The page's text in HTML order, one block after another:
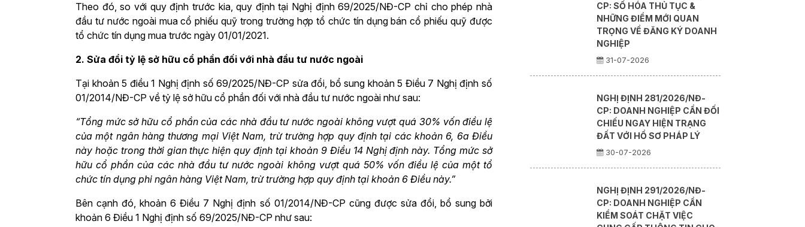
Theo đó, so với quy định trước kia, quy định tại Nghị định 69/2025/NĐ-CP chỉ cho phép nhà
đầu tư nước ngoài mua cổ phiếu quỹ trong trường hợp tổ chức tín dụng bán cổ phiếu quỹ được
tổ chức tín dụng mua trước ngày 01/01/2021.
2. Sửa đổi tỷ lệ sở hữu cổ phần đối với nhà đầu tư nước ngoài
Tại khoản 5 điều 1 Nghị định số 69/2025/NĐ-CP sửa đổi, bổ sung khoản 5 Điều 7 Nghị định số
01/2014/NĐ-CP về tỷ lệ sở hữu cổ phần đối với nhà đầu tư nước ngoài như sau:
“Tổng mức sở hữu cổ phần của các nhà đầu tư nước ngoài không vượt quá 30% vốn điều lệ
của một ngân hàng thương mại Việt Nam, trừ trường hợp quy định tại các khoản 6, 6a Điều
này hoặc trong thời gian thực hiện quy định tại khoản 9 Điều 14 Nghị định này. Tổng mức sở
hữu cổ phần của các nhà đầu tư nước ngoài không vượt quá 50% vốn điều lệ của một tổ
chức tín dụng phi ngân hàng Việt Nam, trừ trường hợp quy định tại khoản 6 Điều này.”
Bên cạnh đó, khoản 6 Điều 7 Nghị định số 01/2014/NĐ-CP cũng được sửa đổi, bổ sung bởi
khoản 6 Điều 1 Nghị định số 69/2025/NĐ-CP như sau:
CP: SỐ HÓA THỦ TỤC &
NHỮNG ĐIỂM MỚI QUAN
TRỌNG VỀ ĐĂNG KÝ DOANH
NGHIỆP
31-07-2026
NGHỊ ĐỊNH 281/2026/NĐ-
CP: DOANH NGHIỆP CẦN ĐỐI
CHIẾU NGAY HIỆN TRẠNG
ĐẤT VỚI HỒ SƠ PHÁP LÝ
30-07-2026
NGHỊ ĐỊNH 291/2026/NĐ-
CP: DOANH NGHIỆP CẦN
KIỂM SOÁT CHẶT VIỆC